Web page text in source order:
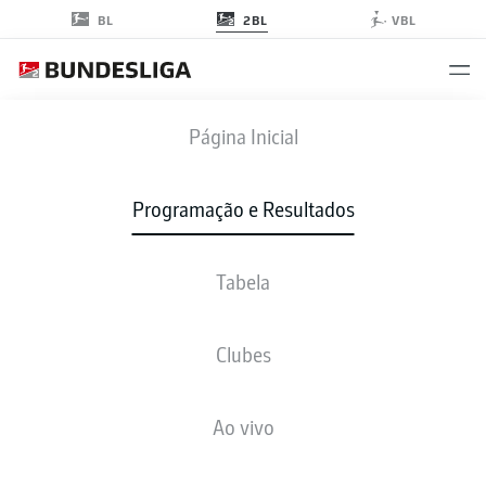
BL 2BL VBL
Página Inicial
Programação e Resultados
Tabela
Clubes
Ao vivo
RODADA 11